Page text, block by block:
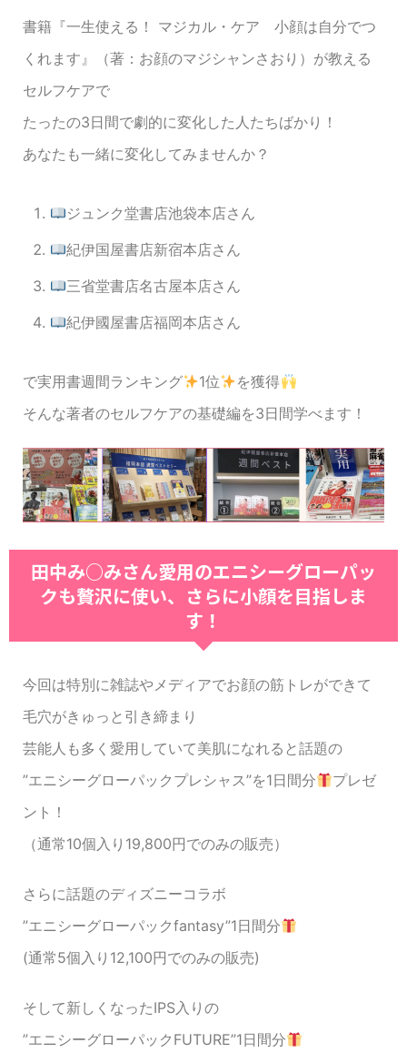
書籍『一生使える！ マジカル・ケア 小顔は自分でつ
くれます』（著：お顔のマジシャンさおり）が教える
セルフケアで
たったの3日間で劇的に変化した人たちばかり！
あなたも一緒に変化してみませんか？
ジュンク堂書店池袋本店さん
紀伊国屋書店新宿本店さん
三省堂書店名古屋本店さん
紀伊國屋書店福岡本店さん
で実用書週間ランキング 1位
を獲得
そんな著者のセルフケアの基礎編を3日間学べます！
田中み○みさん愛用のエニシーグローパッ
クも贅沢に使い、さらに小顔を目指しま
す！
今回は特別に雑誌やメディアでお顔の筋トレができて
毛穴がきゅっと引き締まり
芸能人も多く愛用していて美肌になれると話題の
”エニシーグローパックプレシャス”を1日間分
プレゼ
ント！
（通常10個入り19,800円でのみの販売）
さらに話題のディズニーコラボ
”エニシーグローパックfantasy”1日間分
(通常5個入り12,100円でのみの販売)
そして新しくなったIPS入りの
”エニシーグローパックFUTURE”1日間分